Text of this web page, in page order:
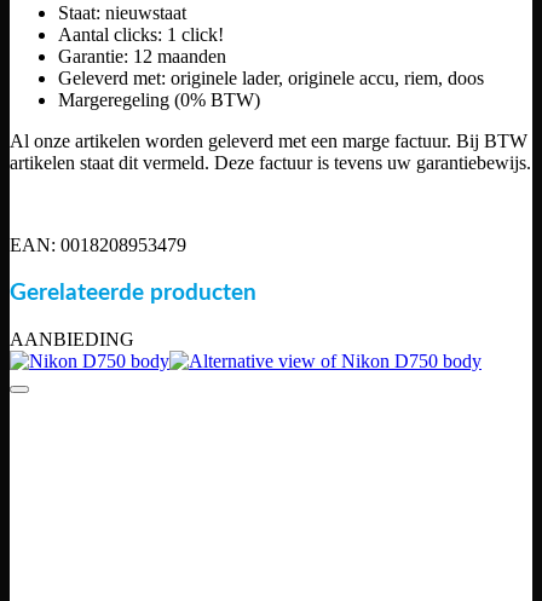
Staat: nieuwstaat
Aantal clicks: 1 click!
Garantie: 12 maanden
Geleverd met: originele lader, originele accu, riem, doos
Margeregeling (0% BTW)
Al onze artikelen worden geleverd met een marge factuur. Bij BTW
artikelen staat dit vermeld. Deze factuur is tevens uw garantiebewijs.
EAN: 0018208953479
Gerelateerde producten
AANBIEDING